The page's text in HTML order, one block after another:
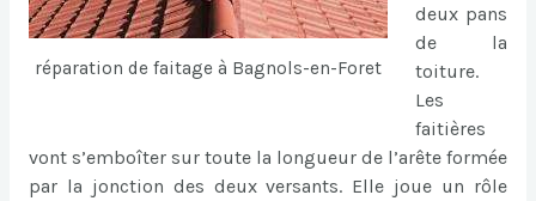
réparation de faitage à Bagnols-en-Foret
deux pans
de la
toiture.
Les
faitières
vont s’emboîter sur toute la longueur de l’arête formée
par la jonction des deux versants. Elle joue un rôle